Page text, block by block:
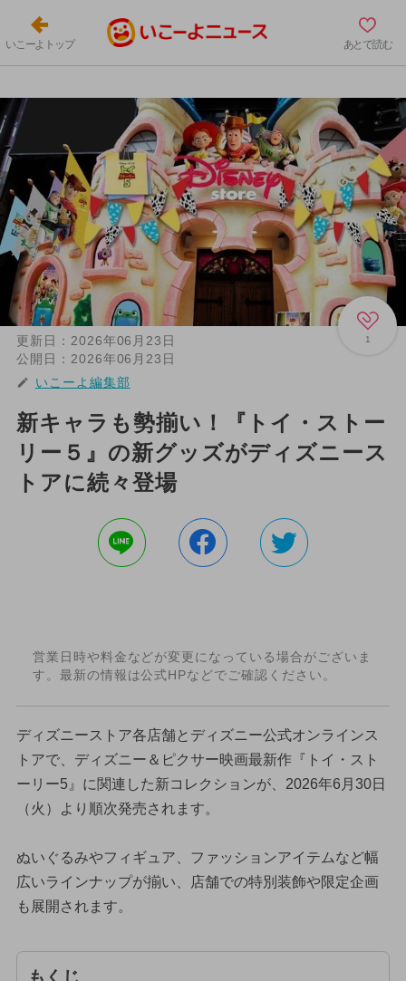
いこーよトップ あとで読む
1
更新日： 2026年06月23日
公開日： 2026年06月23日
いこーよ編集部
新キャラも勢揃い！『トイ・ストー
リー５』の新グッズがディズニース
トアに続々登場
営業日時や料金などが変更になっている場合がございま
す。最新の情報は公式HPなどでご確認ください。
ディズニーストア各店舗とディズニー公式オンラインス
トアで、ディズニー＆ピクサー映画最新作『トイ・スト
ーリー5』に関連した新コレクションが、2026年6月30日
（火）より順次発売されます。
ぬいぐるみやフィギュア、ファッションアイテムなど幅
広いラインナップが揃い、店舗での特別装飾や限定企画
も展開されます。
もくじ